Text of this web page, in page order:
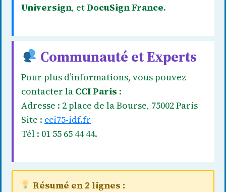
Universign, etDocuSign France.
Communauté et Experts
Pour plus d’informations, vous pouvez
contacter la CCI Paris :
Adresse : 2 place de la Bourse, 75002 Paris
Site : cci75-idf.fr
Tél : 01 55 65 44 44.
Résumé en 2 lignes :